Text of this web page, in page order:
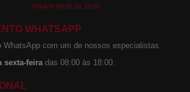
Horário 08:00 às 18:00
WHATSAPP
WhatsApp com um de nossos especialistas.
sexta-feiradas 08:00 às 18:00.